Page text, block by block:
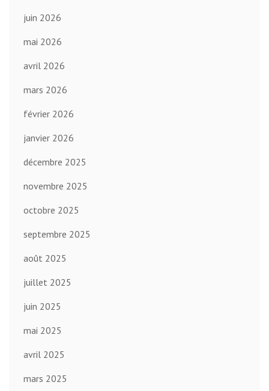
juin 2026
mai 2026
avril 2026
mars 2026
février 2026
janvier 2026
décembre 2025
novembre 2025
octobre 2025
septembre 2025
août 2025
juillet 2025
juin 2025
mai 2025
avril 2025
mars 2025